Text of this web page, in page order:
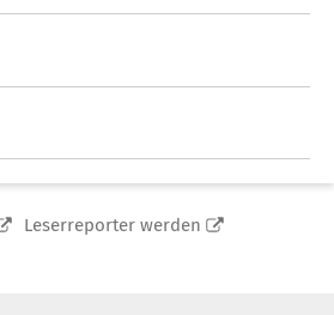
Leserreporter werden